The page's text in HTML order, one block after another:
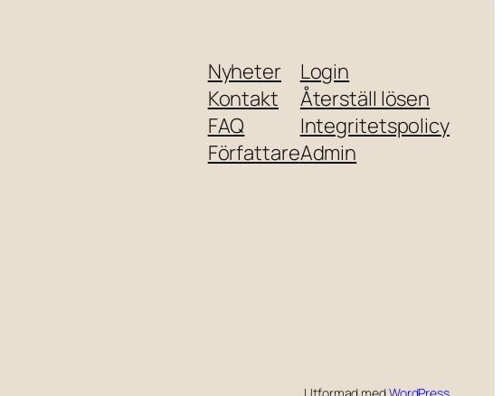
Nyheter
Kontakt
FAQ
Författare
Login
Återställ lösen
Integritetspolicy
Admin